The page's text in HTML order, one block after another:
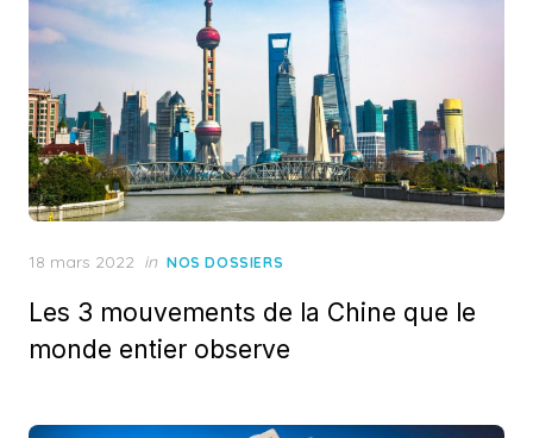
Posted
18 mars 2022 in NOS DOSSIERS
Les 3 mouvements de la Chine que le
monde entier observe